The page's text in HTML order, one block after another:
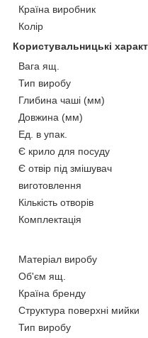
Країна виробник
Колір
Користувальницькі
Вага ящ.
Тип виробу
Глибина чаші (мм)
Довжина (мм)
Ед. в упак.
Є крило для посуду
Є отвір під змішувач
виготовлення
Кількість отворів
Комплектація
Матеріал виробу
Об'єм ящ.
Країна бренду
Структура поверхні мийки
Тип виробу